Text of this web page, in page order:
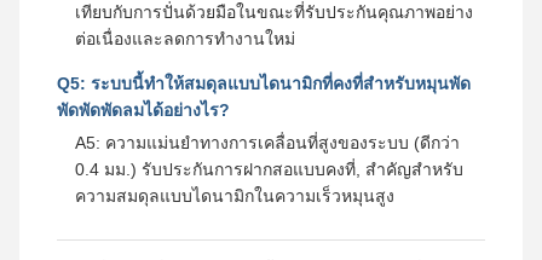
เทียบกับการปั่นด้วยมือในขณะที่รับประกันคุณภาพอย่าง
ต่อเนื่องและลดการทํางานใหม่
Q5: ระบบนี้ทําให้สมดุลแบบไดนามิกที่คงที่สําหรับหมุนพัด
พัดพัดพัดลมได้อย่างไร?
A5: ความแม่นยําทางการเคลื่อนที่สูงของระบบ (ดีกว่า
0.4 มม.) รับประกันการฝากสอแบบคงที่, สําคัญสําหรับ
ความสมดุลแบบไดนามิกในความเร็วหมุนสูง